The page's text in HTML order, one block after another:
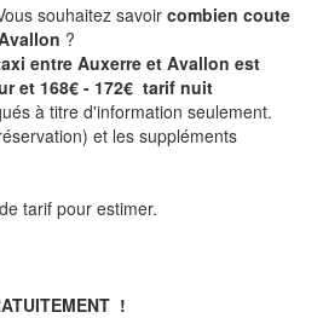
souhaitez savoir combien coute
?
entre Auxerre et Avallon est
et 168€ - 172€ tarif nuit
à titre d'information seulement.
et les suppléments
tarif pour estimer.
!